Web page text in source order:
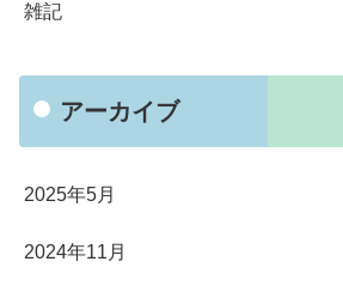
雑記
アーカイブ
2025年5月
2024年11月